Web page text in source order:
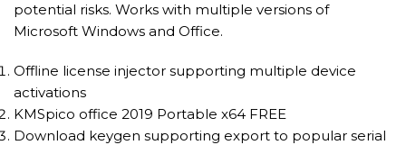
potential risks. Works with multiple versions of
Microsoft Windows and Office.
Offline license injector supporting multiple device
activations
KMSpico office 2019 Portable x64 FREE
Download keygen supporting export to popular serial